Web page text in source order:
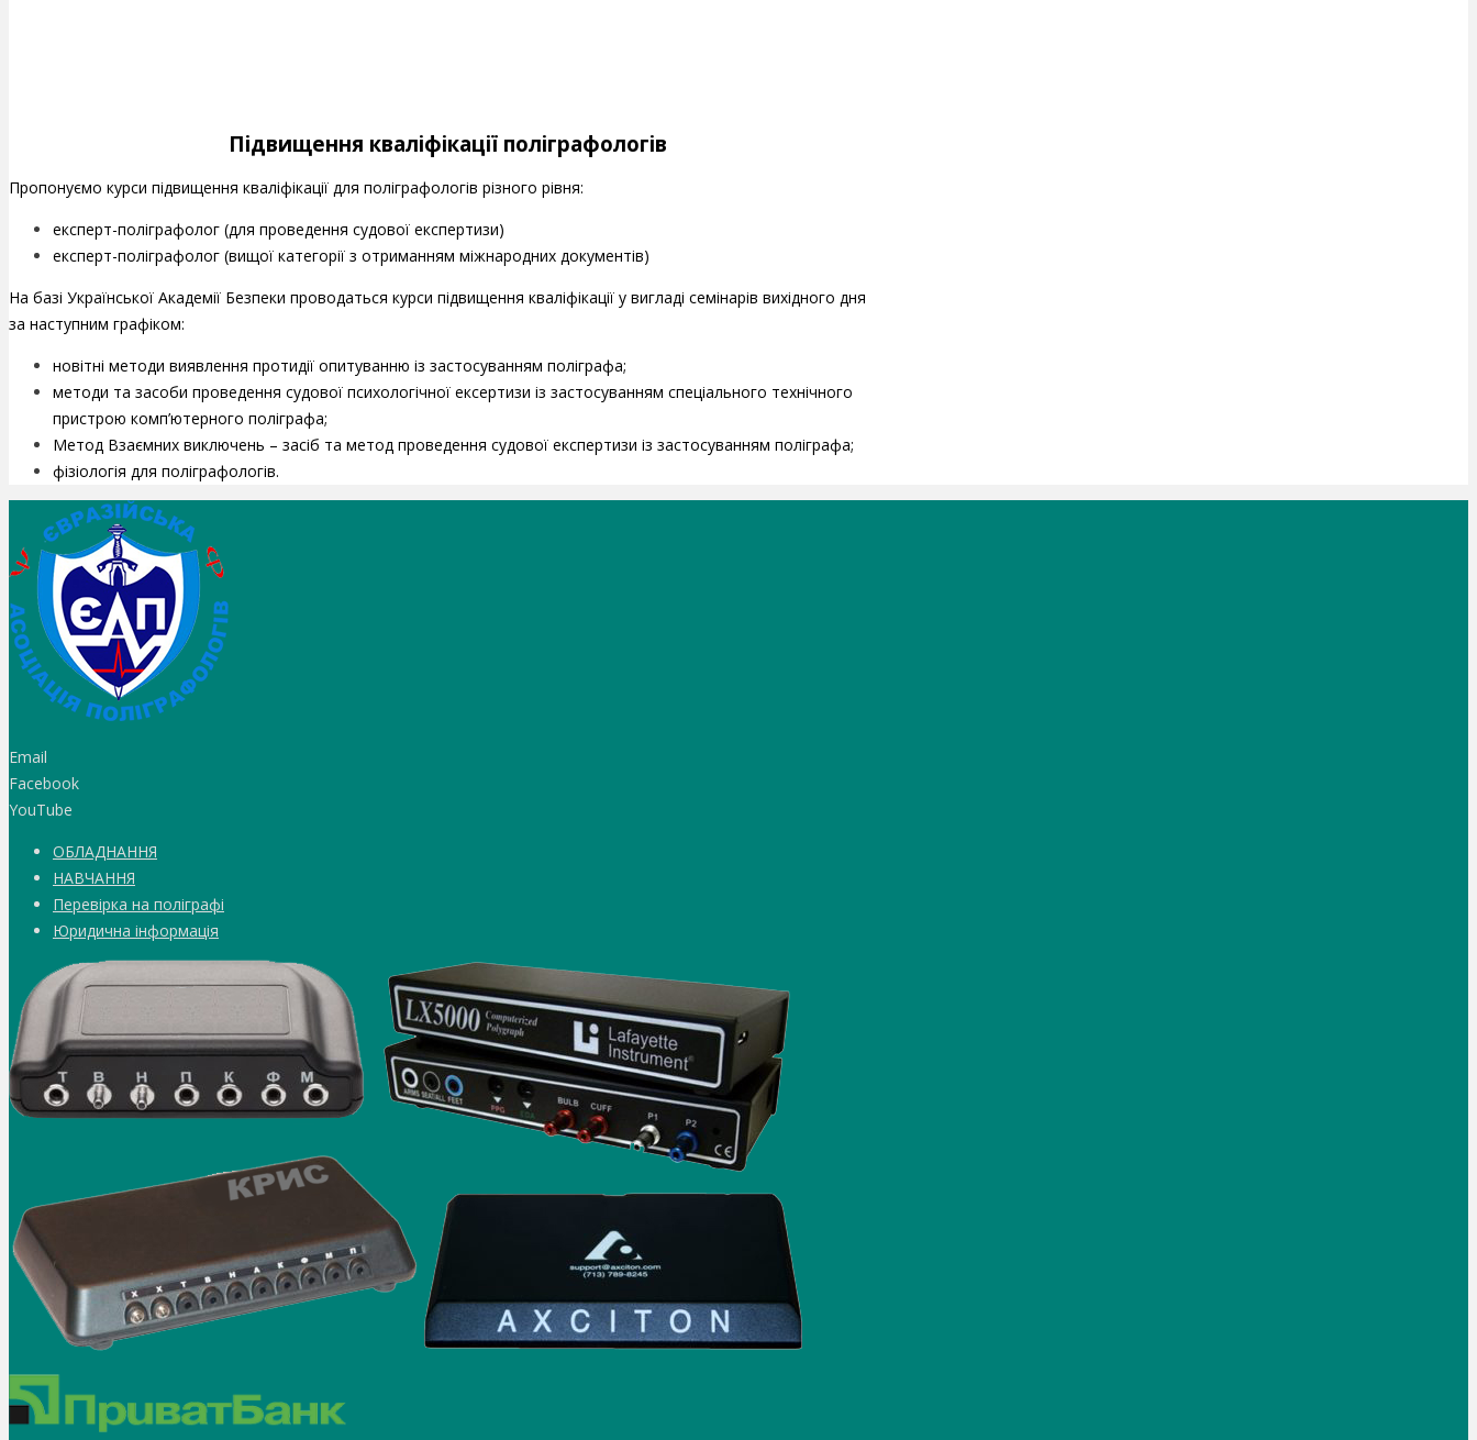
Підвищення кваліфікації поліграфологів
Пропонуємо курси підвищення кваліфікації для поліграфологів різного рівня:
експерт-поліграфолог (для проведення судової експертизи)
експерт-поліграфолог (вищої категорії з отриманням міжнародних документів)
На базі Української Академії Безпеки проводаться курси підвищення кваліфікації у вигладі семінарів вихідного дня
за наступним графіком:
новітні методи виявлення протидії опитуванню із застосуванням поліграфа;
методи та засоби проведення судової психологічної ексертизи із застосуванням спеціального технічного
пристрою комп’ютерного поліграфа;
Метод Взаємних виключень – засіб та метод проведення судової експертизи із застосуванням поліграфа;
фізіологія для поліграфологів.
Email
Facebook
YouTube
ОБЛАДНАННЯ
НАВЧАННЯ
Перевірка на поліграфі
Юридична інформація